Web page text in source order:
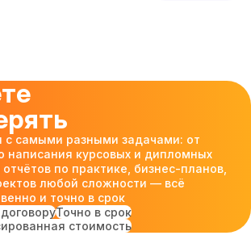
самыми разными задачами: от
написания курсовых и дипломных
по практике, бизнес-планов,
любой сложности — всё
и точно в срок
Точно в срок
стоимость